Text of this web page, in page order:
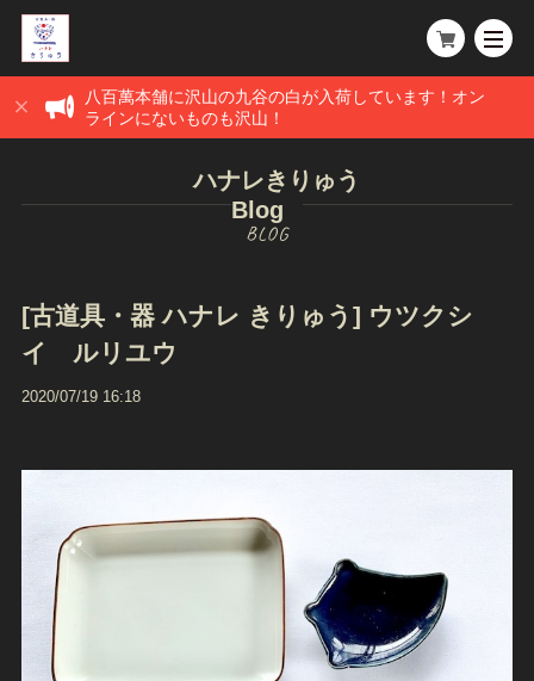
八百萬本舗に沢山の九谷の白が入荷しています！オン
ラインにないものも沢山！
ハナレきりゅう
Blog
[古道具・器 ハナレ きりゅう] ウツクシ
イ ルリユウ
2020/07/19 16:18